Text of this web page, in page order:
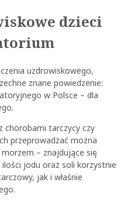
dzieci
uzdrowiskowego,
znane powiedzenie:
w Polsce – dla
chorobami tarczycy czy
przeprowadzać można
– znajdujące się
jodu oraz soli korzystnie
jak i właśnie